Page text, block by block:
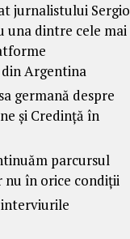
jurnalistului Sergio
una dintre cele mai
Argentina
germană despre
și Credință în
parcursul
nu în orice condiții